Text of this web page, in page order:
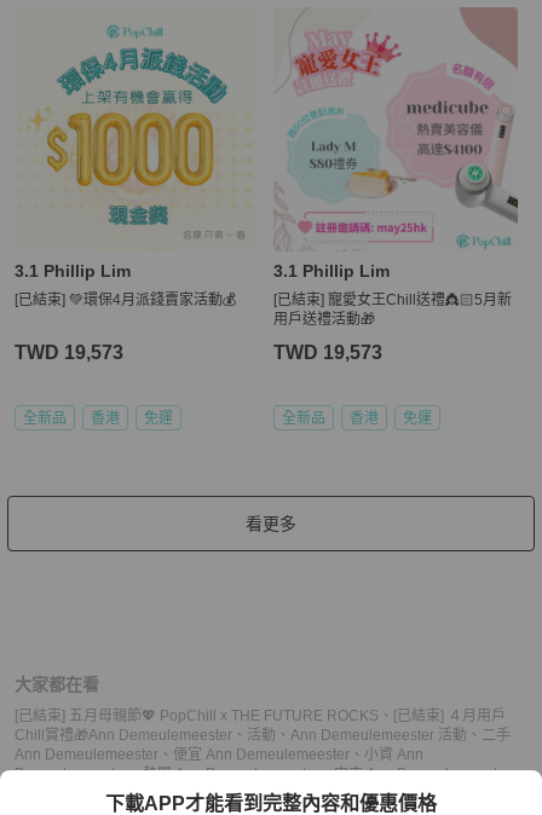
3.1 Phillip Lim
[已結束] 💚環保4月派錢賣家活動💰
TWD 19,573
全新品 香港 免運
3.1 Phillip Lim
[已結束] 寵愛女王Chill送禮👸🏻5月新
用戶送禮活動🎁
TWD 19,573
全新品 香港 免運
看更多
大家都在看
[已結束] 五月母親節💖 PopChill x THE FUTURE ROCKS 、 [已結束] ４月用戶
Chill賞禮🎁Ann Demeulemeester 、 活動 、 Ann Demeulemeester 活動 、 二手
Ann Demeulemeester 、 便宜 Ann Demeulemeester 、 小資 Ann
Demeulemeester、熱門 Ann Demeulemeester、中古 Ann Demeulemeester、
推薦 Ann Demeulemeester
、 二手 活動、便宜 活動、 小資 活動 、熱門 活動
下載APP才能看到完整內容和優惠價格